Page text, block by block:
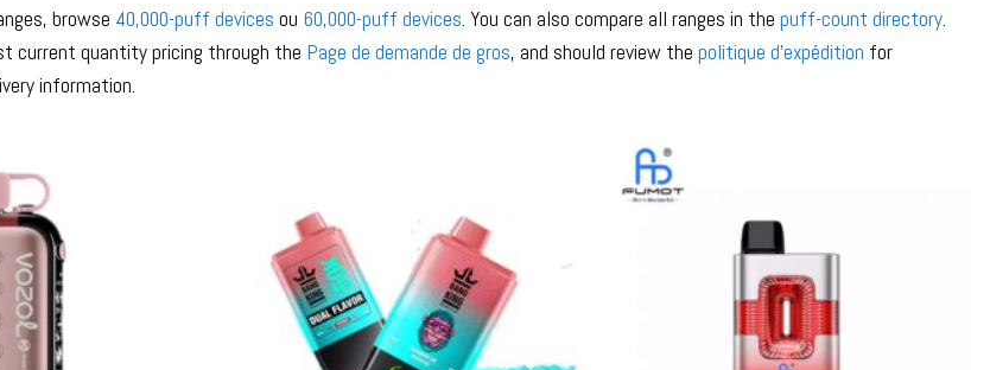
browse 40,000-puff devices ou 60,000-puff devices. You can also compare all ranges in the puff-count directory.
current quantity pricing through the Page de demande de gros, and should review the politique d'expédition for
information.